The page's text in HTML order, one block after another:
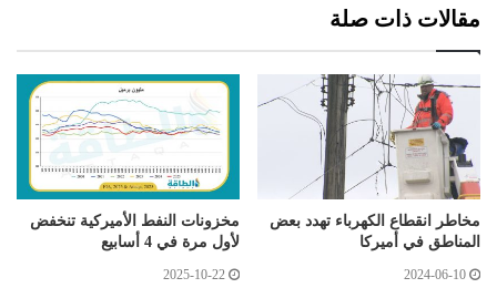
مقالات ذات صلة
مخاطر انقطاع الكهرباء تهدد بعض
المناطق في أميركا
2024-06-10
مخزونات النفط الأميركية تنخفض
لأول مرة في 4 أسابيع
2025-10-22